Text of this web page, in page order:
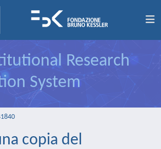
Research
System
copia del